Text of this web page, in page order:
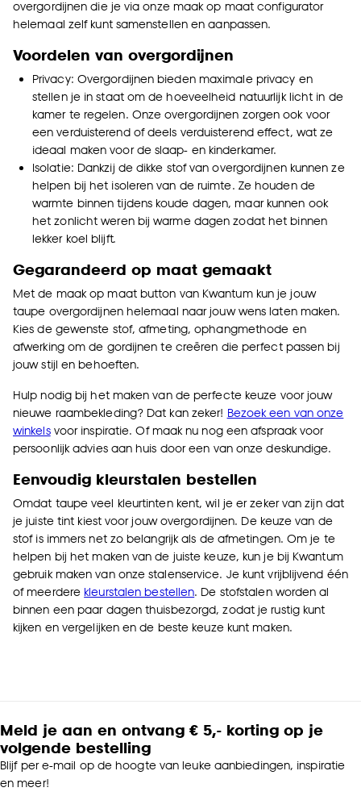
overgordijnen die je via onze maak op maat configurator
helemaal zelf kunt samenstellen en aanpassen.
Voordelen van overgordijnen
Privacy: Overgordijnen bieden maximale privacy en
stellen je in staat om de hoeveelheid natuurlijk licht in de
kamer te regelen. Onze overgordijnen zorgen ook voor
een verduisterend of deels verduisterend effect, wat ze
ideaal maken voor de slaap- en kinderkamer.
Isolatie: Dankzij de dikke stof van overgordijnen kunnen ze
helpen bij het isoleren van de ruimte. Ze houden de
warmte binnen tijdens koude dagen, maar kunnen ook
het zonlicht weren bij warme dagen zodat het binnen
lekker koel blijft.
Gegarandeerd op maat gemaakt
Met de maak op maat button van Kwantum kun je jouw
taupe overgordijnen helemaal naar jouw wens laten maken.
Kies de gewenste stof, afmeting, ophangmethode en
afwerking om de gordijnen te creëren die perfect passen bij
jouw stijl en behoeften.
Hulp nodig bij het maken van de perfecte keuze voor jouw
nieuwe raambekleding? Dat kan zeker! Bezoek een van onze
winkelsvoor inspiratie. Of maak nu nog een afspraak voor
persoonlijk advies aan huis door een van onze deskundige.
Eenvoudig kleurstalen bestellen
Omdat taupe veel kleurtinten kent, wil je er zeker van zijn dat
je juiste tint kiest voor jouw overgordijnen. De keuze van de
stof is immers net zo belangrijk als de afmetingen. Om je te
helpen bij het maken van de juiste keuze, kun je bij Kwantum
gebruik maken van onze stalenservice. Je kunt vrijblijvend één
of meerdere kleurstalen bestellen. De stofstalen worden al
binnen een paar dagen thuisbezorgd, zodat je rustig kunt
kijken en vergelijken en de beste keuze kunt maken.
Meld je aan en ontvang € 5,- korting op je
volgende bestelling
Blijf per e-mail op de hoogte van leuke aanbiedingen, inspiratie
en meer!